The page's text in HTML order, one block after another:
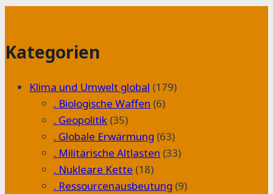
Kategorien
Klima und Umwelt global (179)
. Biologische Waffen (6)
. Geopolitik (35)
. Globale Erwärmung (63)
. Militärische Altlasten (33)
. Nukleare Kette (18)
. Ressourcenausbeutung (9)